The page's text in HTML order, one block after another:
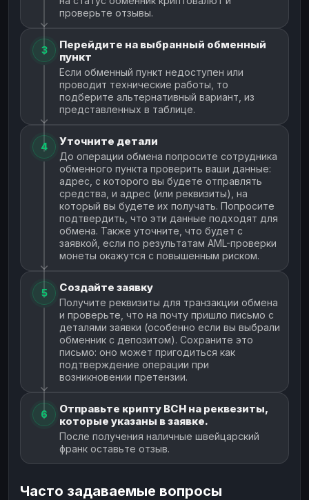
проверьте отзывы.
3
Перейдите на выбранный обменный
пункт
Если обменный пункт недоступен или
проводит технические работы, то
подберите альтернативный вариант, из
представленных в таблице.
4 Уточните детали
До операции обмена попросите сотрудника
обменного пункта проверить ваши данные:
адрес, с которого вы будете отправлять
средства, и адрес (или реквизиты), на
который вы будете их получать. Попросите
подтвердить, что эти данные подходят для
обмена. Также уточните, что будет с
заявкой, если по результатам AML-проверки
монеты окажутся с повышенным риском.
5 Создайте заявку
Получите реквизиты для транзакции обмена
и проверьте, что на почту пришло письмо с
деталями заявки (особенно если вы выбрали
обменник с депозитом). Сохраните это
письмо: оно может пригодиться как
подтверждение операции при
возникновении претензии.
6
Отправьте крипту BCH на реквезиты,
которые указаны в заявке.
После получения наличные швейцарский
франк оставьте отзыв.
Часто задаваемые вопросы